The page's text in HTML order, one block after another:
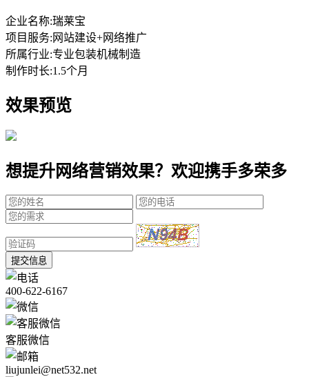
企业名称:瑞莱宝
项目服务: 网站建设+网络推广
所属行业:专业包装机械制造
制作时长:1.5个月
效果预览
想提升网络营销效果？欢迎携手多荣多
提交信息
400-622-6167
客服微信
liujunlei@net532.net